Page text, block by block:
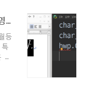
션
저
, [한/글자동화 예제]현재 선택영역에 글자속성 적용하기
등
다